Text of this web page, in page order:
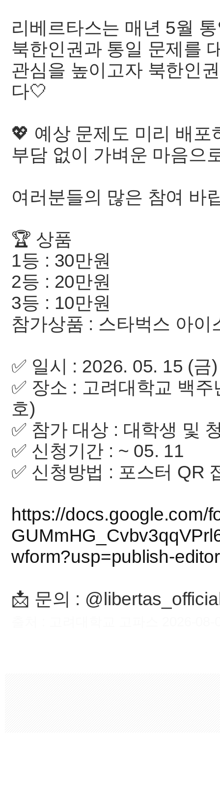
리베르타스는 매년 5월
북한인권과 통일 문제를
관심을 높이고자 북한인
다🤍
💖 예상 문제도 미리 배포
부담 없이 가벼운 마음으
여러분들의 많은 참여 바
🏆 상품
1등 : 30만원
2등 : 20만원
3등 : 10만원
참가상품 : 스타벅스 아이
✅ 일시 : 2026. 05. 15 (금
✅ 장소 : 고려대학교 백
호)
✅ 참가 대상 : 대학생 및
✅ 신청기간 : ~ 05. 11
✅ 신청방법 : 포스터 QR
https://docs.google.com/
wform?usp=publish-editor
📩 문의 :